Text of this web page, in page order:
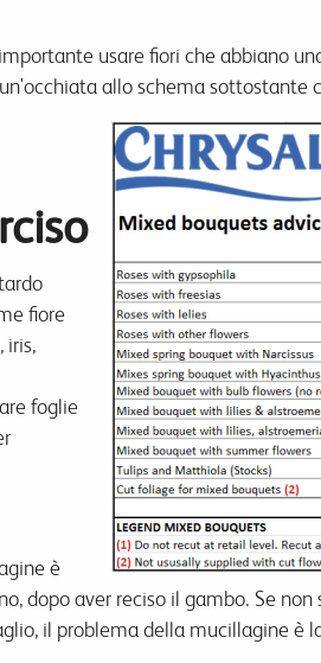
usare fiori che abbiano
allo schema sottostante
fiore
iris,
foglie
è
dopo aver reciso il gambo. Se
il problema della mucillagine è